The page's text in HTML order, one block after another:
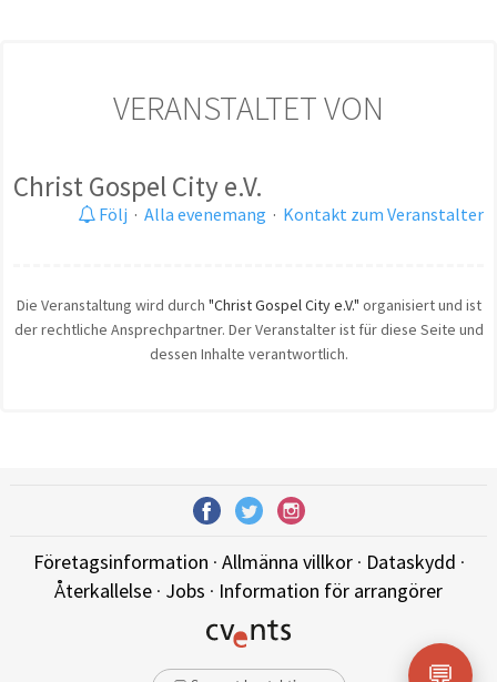
VERANSTALTET VON
Christ Gospel City e.V.
Följ · Alla evenemang · Kontakt zum Veranstalter
Die Veranstaltung wird durch "Christ Gospel City e.V." organisiert und ist
der rechtliche Ansprechpartner. Der Veranstalter ist für diese Seite und
dessen Inhalte verantwortlich.
Företagsinformation · Allmänna villkor· Dataskydd ·
Återkallelse · Jobs · Information för arrangörer